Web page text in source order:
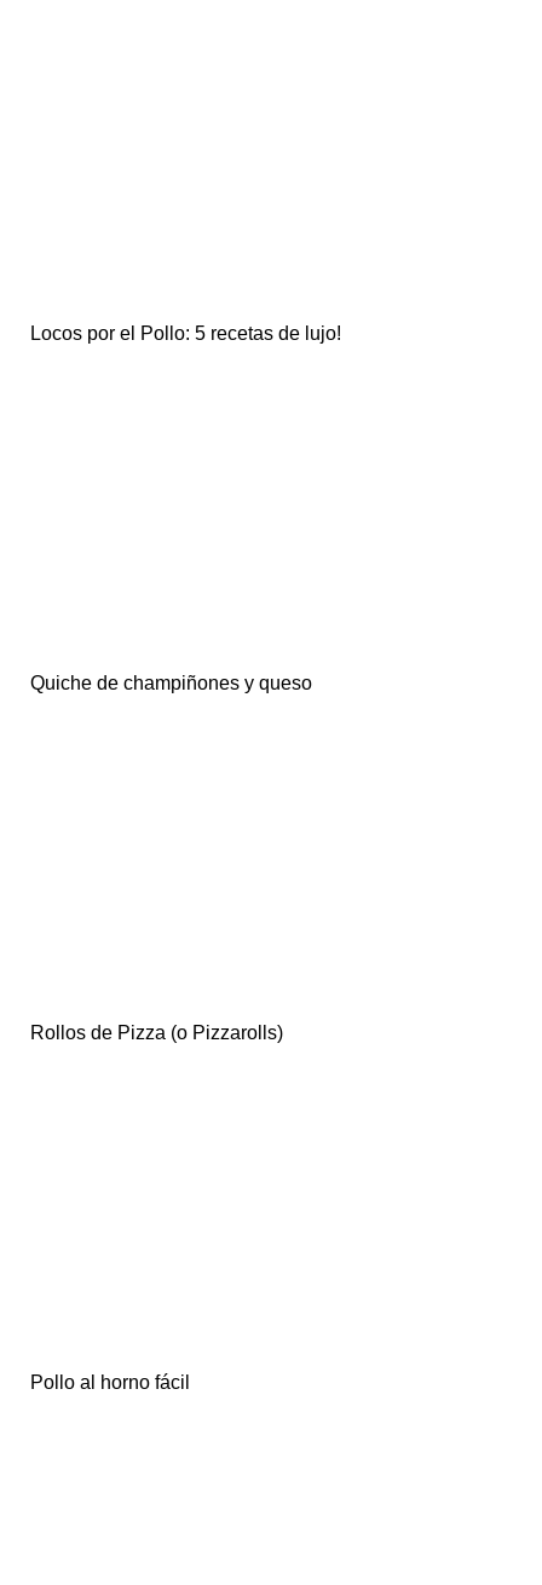
Locos por el Pollo: 5 recetas de lujo!
Quiche de champiñones y queso
Rollos de Pizza (o Pizzarolls)
Pollo al horno fácil